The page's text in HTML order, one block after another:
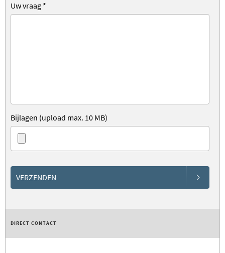
Uw vraag *
Bijlagen (upload max. 10 MB)
VERZENDEN
DIRECT CONTACT